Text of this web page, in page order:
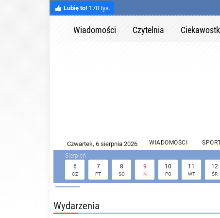
Lubię to! 170 tys.
Wiadomości Czytelnia
WIADOMOŚCI
6
CZ
7
PT
8
SO
9
N
10
PO
11
WT
12
ŚR
Wydarzenia